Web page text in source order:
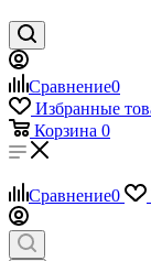
Сравнение0
Избранные
Корзина 0
Сравнение0